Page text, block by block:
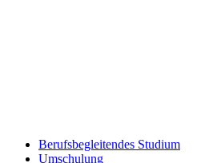
Berufsbegleitendes Studium
Umschulung